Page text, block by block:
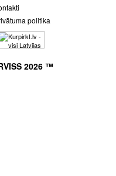
politika
2026 ™